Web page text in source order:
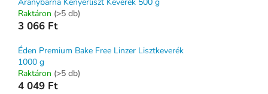
Aranybarna Kenyérliszt Keverék 500 g
Raktáron (>5 db)
3 066 Ft
Éden Premium Bake Free Linzer Lisztkeverék
1000 g
Raktáron (>5 db)
4 049 Ft